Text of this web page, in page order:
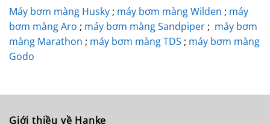
Máy bơm màng Husky ; máy bơm màng Wilden ; máy
bơm màng Aro ; máy bơm màng Sandpiper ; máy bơm
màng Marathon ; máy bơm màng TDS ; máy bơm màng
Godo
Giới thiều về Hanke